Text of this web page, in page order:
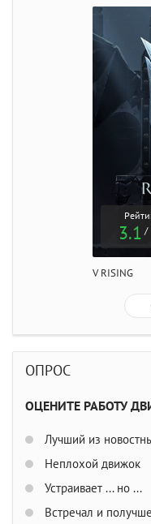
3.1 /
V RISING
ОПРОС
ОЦЕНИТЕ РАБОТУ
Лучший из
Неплохой движок
Устраивает ... но ...
Встречал и получше